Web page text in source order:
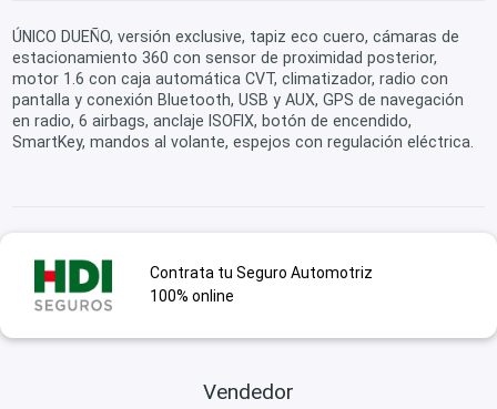
ÚNICO DUEÑO, versión exclusive, tapiz eco cuero, cámaras de
estacionamiento 360 con sensor de proximidad posterior,
motor 1.6 con caja automática CVT, climatizador, radio con
pantalla y conexión Bluetooth, USB y AUX, GPS de navegación
en radio, 6 airbags, anclaje ISOFIX, botón de encendido,
SmartKey, mandos al volante, espejos con regulación eléctrica.
Contrata tu Seguro Automotriz
100% online
Vendedor